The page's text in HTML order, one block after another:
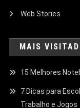
Web Stories
MAIS
15 Melhores
7 Dicas para
Trabalho e Jogos